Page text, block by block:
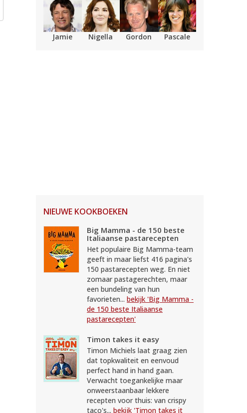
Jamie Nigella Gordon Pascale
NIEUWE KOOKBOEKEN
Big Mamma - de 150 beste
Italiaanse pastarecepten
Het populaire Big Mamma-team
geeft in maar liefst 416 pagina's
150 pastarecepten weg. En niet
zomaar pastagerechten, maar
een bundeling van hun
favorieten... bekijk 'Big Mamma -
de 150 beste Italiaanse
pastarecepten'
Timon takes it easy
Timon Michiels laat graag zien
dat topkwaliteit en eenvoud
perfect hand in hand gaan.
Verwacht toegankelijke maar
onweerstaanbaar lekkere
recepten voor thuis: van crispy
taco's... bekijk 'Timon takes it